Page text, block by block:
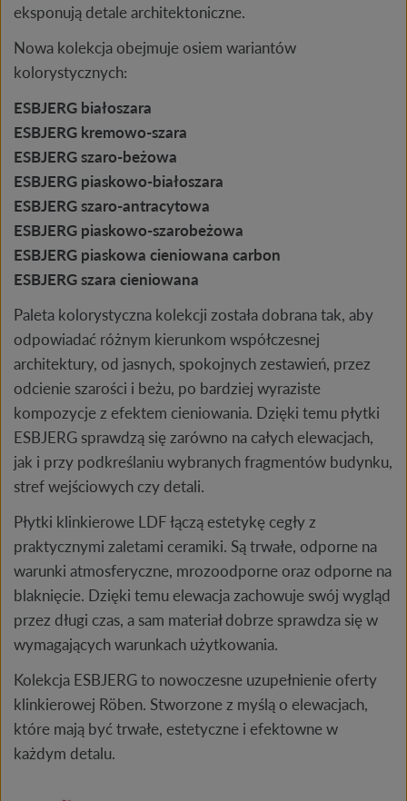
eksponują detale architektoniczne.
Nowa kolekcja obejmuje osiem wariantów
kolorystycznych:
ESBJERG białoszara
ESBJERG kremowo-szara
ESBJERG szaro-beżowa
ESBJERG piaskowo-białoszara
ESBJERG szaro-antracytowa
ESBJERG piaskowo-szarobeżowa
ESBJERG piaskowa cieniowana carbon
ESBJERG szara cieniowana
Paleta kolorystyczna kolekcji została dobrana tak, aby
odpowiadać różnym kierunkom współczesnej
architektury, od jasnych, spokojnych zestawień, przez
odcienie szarości i beżu, po bardziej wyraziste
kompozycje z efektem cieniowania. Dzięki temu płytki
ESBJERG sprawdzą się zarówno na całych elewacjach,
jak i przy podkreślaniu wybranych fragmentów budynku,
stref wejściowych czy detali.
Płytki klinkierowe LDF łączą estetykę cegły z
praktycznymi zaletami ceramiki. Są trwałe, odporne na
warunki atmosferyczne, mrozoodporne oraz odporne na
blaknięcie. Dzięki temu elewacja zachowuje swój wygląd
przez długi czas, a sam materiał dobrze sprawdza się w
wymagających warunkach użytkowania.
Kolekcja ESBJERG to nowoczesne uzupełnienie oferty
klinkierowej Röben. Stworzone z myślą o elewacjach,
które mają być trwałe, estetyczne i efektowne w
każdym detalu.